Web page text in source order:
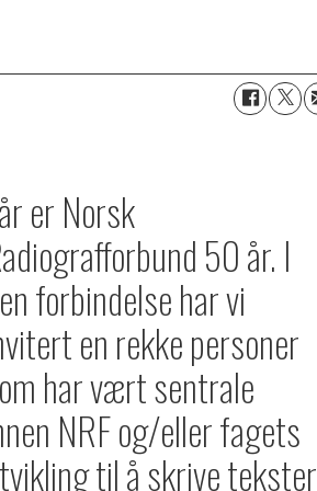
er Norsk
50 år. I
forbindelse har vi
en rekke personer
har vært sentrale
NRF og/eller fagets
til å skrive tekster